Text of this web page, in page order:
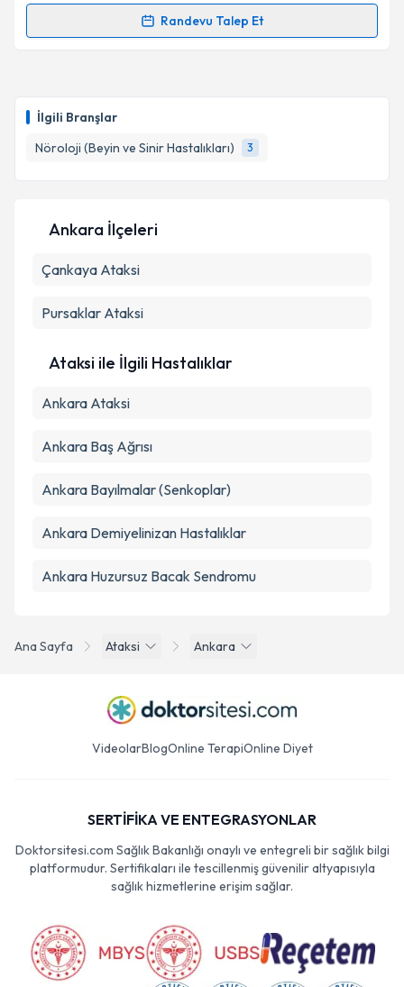
İlgili Branşlar
Nöroloji (Beyin ve Sinir Hastalıkları)
3
Randevu Talep Et
Randevu Takvimi Talebi
için bir takvim hazırlandığında e-posta ile
bilgilendireceğiz.
E-posta Adresiniz
Kişisel verilerimin işlenmesine ilişkin
kapsamda işlenmesini kabul ediyorum.
Takvim Talebini Gönder
Ana Sayfa Ataksi Ankara
Ankara İlçeleri
Çankaya Ataksi
Pursaklar Ataksi
Ataksi ile İlgili Hastalıklar
Ankara Ataksi
Ankara Baş Ağrısı
Ankara Bayılmalar (Senkoplar)
Ankara Demiyelinizan Hastalıklar
Ankara Huzursuz Bacak Sendromu
VideolarBlogOnline TerapiOnline Diyet
SERTİFİKA VE ENTEGRASYONLAR
Doktorsitesi.com Sağlık Bakanlığı onaylı ve entegreli bir sağlık bilgi
platformudur. Sertifikaları ile tescillenmiş güvenilir altyapısıyla
sağlık hizmetlerine erişim sağlar.